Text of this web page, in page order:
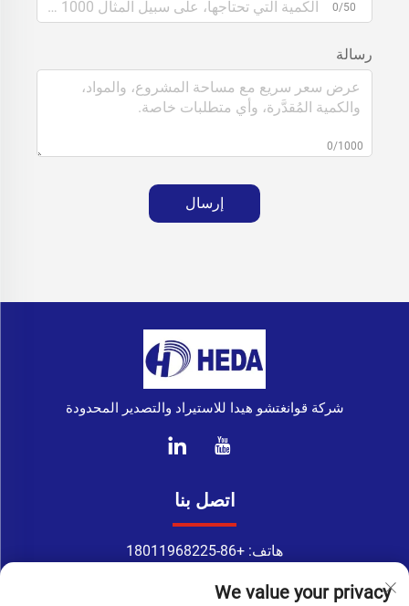
0/50
رسالة
0/1000
إرسال
شركة قوانغتشو هيدا للاستيراد والتصدير المحدودة
اتصل بنا
هاتف: +86-18011968225
We value your privacy